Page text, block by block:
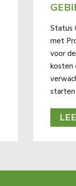
Status
met
voor
kosten